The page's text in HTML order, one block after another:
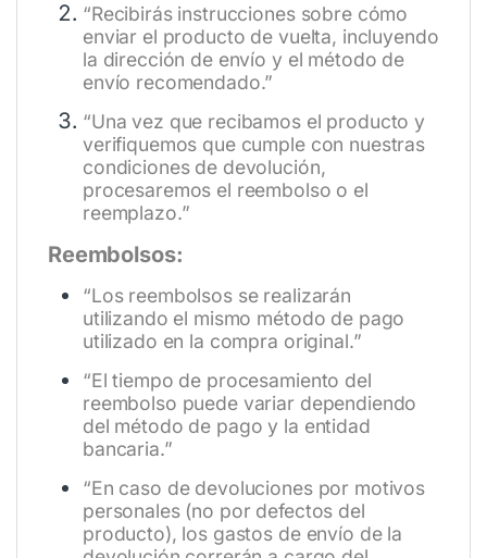
“Recibirás instrucciones sobre cómo
enviar el producto de vuelta, incluyendo
la dirección de envío y el método de
envío recomendado.”
“Una vez que recibamos el producto y
verifiquemos que cumple con nuestras
condiciones de devolución,
procesaremos el reembolso o el
reemplazo.”
Reembolsos:
“Los reembolsos se realizarán
utilizando el mismo método de pago
utilizado en la compra original.”
“El tiempo de procesamiento del
reembolso puede variar dependiendo
del método de pago y la entidad
bancaria.”
“En caso de devoluciones por motivos
personales (no por defectos del
producto), los gastos de envío de la